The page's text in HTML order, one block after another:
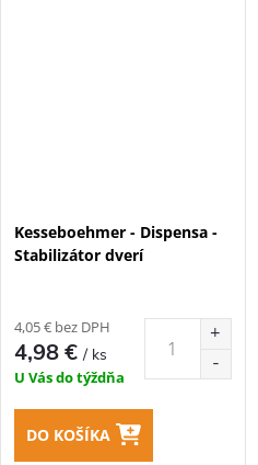
Kesseboehmer - Dispensa -
Stabilizátor dverí
4,05 € bez DPH
4,98 €/ ks
U Vás do týždňa
DO KOŠÍKA